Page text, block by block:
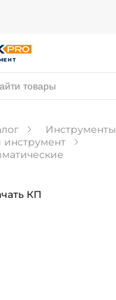
Инструменты
КП